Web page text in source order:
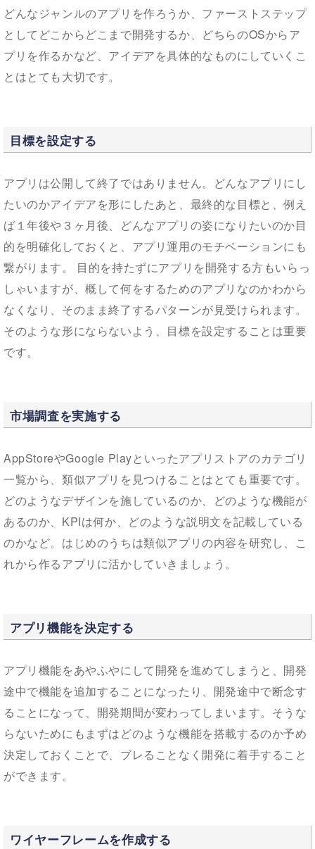
どんなジャンルのアプリを作ろうか、ファーストステップ
としてどこからどこまで開発するか、どちらのOSからア
プリを作るかなど、アイデアを具体的なものにしていくこ
とはとても大切です。
目標を設定する
アプリは公開して終了ではありません。どんなアプリにし
たいのかアイデアを形にしたあと、最終的な目標と、例え
ば１年後や３ヶ月後、どんなアプリの姿になりたいのか目
的を明確化しておくと、アプリ運用のモチベーションにも
繋がります。 目的を持たずにアプリを開発する方もいらっ
しゃいますが、概して何をするためのアプリなのかわから
なくなり、そのまま終了するパターンが見受けられます。
そのような形にならないよう、目標を設定することは重要
です。
市場調査を実施する
AppStoreやGoogle Playといったアプリストアのカテゴリ
一覧から、類似アプリを見つけることはとても重要です。
どのようなデザインを施しているのか、どのような機能が
あるのか、KPIは何か、どのような説明文を記載している
のかなど。はじめのうちは類似アプリの内容を研究し、こ
れから作るアプリに活かしていきましょう。
アプリ機能を決定する
アプリ機能をあやふやにして開発を進めてしまうと、開発
途中で機能を追加することになったり、開発途中で断念す
ることになって、開発期間が変わってしまいます。そうな
らないためにもまずはどのような機能を搭載するのか予め
決定しておくことで、ブレることなく開発に着手すること
ができます。
ワイヤーフレームを作成する